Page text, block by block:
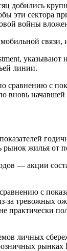
эти сектора
войны
связи,
линии.
с
вновь
жилья от
— акции
с
тревожных
личных
рынках